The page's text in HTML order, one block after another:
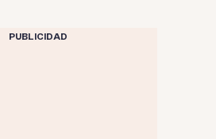
PUBLICIDAD